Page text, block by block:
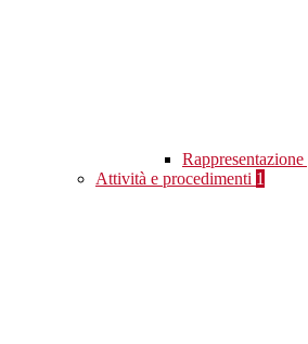
Attività e procedimenti 1